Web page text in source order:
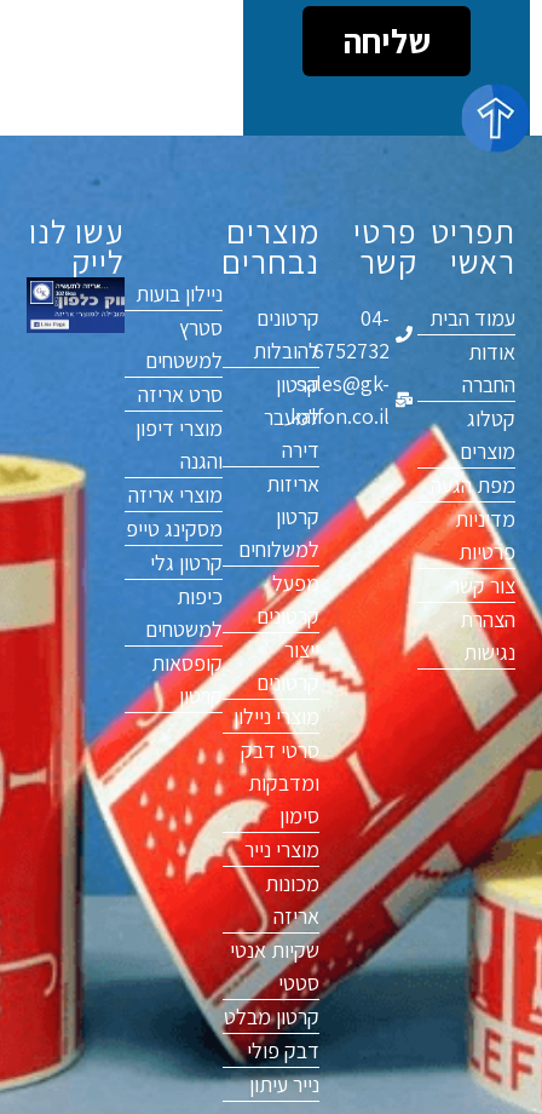
שליחה
תפריט
ראשי
עמוד הבית
אודות
החברה
קטלוג
מוצרים
מפת הגעה
מדיניות
פרטיות
צור קשר
הצהרת
נגישות
פרטי
קשר
04-
6752732
sales@gk-
kalfon.co.il
מוצרים
נבחרים
קרטונים
להובלות
קרטון
למעבר
דירה
אריזות
קרטון
למשלוחים
מפעל
קרטונים
ייצור
קרטונים
מוצרי ניילון
סרטי דבק
ומדבקות
סימון
מוצרי נייר
מכונות
אריזה
שקיות אנטי
סטטי
קרטון מבלט
דבק פולי
נייר עיתון
ניילון בועות
סטרץ
למשטחים
סרט אריזה
מוצרי דיפון
והגנה
מוצרי אריזה
מסקינג טייפ
קרטון גלי
כיפות
למשטחים
קופסאות
קרטון
עשו לנו
לייק